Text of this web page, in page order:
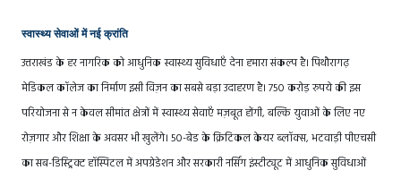
स्वास्थ्य सेवाओं में नई क्रांति
उत्तराखंड के हर नागरिक को आधुनिक स्वास्थ्य सुविधाएँ देना हमारा संकल्प है। पिथौरागढ़
मेडिकल कॉलेज का निर्माण इसी विज़न का सबसे बड़ा उदाहरण है। 750 करोड़ रुपये की इस
परियोजना से न केवल सीमांत क्षेत्रों में स्वास्थ्य सेवाएँ मज़बूत होंगी, बल्कि युवाओं के लिए नए
रोज़गार और शिक्षा के अवसर भी खुलेंगे। 50-बेड के क्रिटिकल केयर ब्लॉक्स, भटवाड़ी पीएचसी
का सब-डिस्ट्रिक्ट हॉस्पिटल में अपग्रेडेशन और सरकारी नर्सिंग इंस्टीट्यूट में आधुनिक सुविधाओं